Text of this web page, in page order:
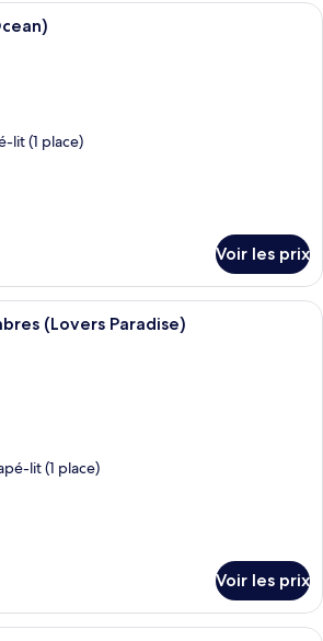
Une chambre d’hôtel moderne
lit (1 place)
Voir les prix
Une cuisine moderne avec des
(Lovers Paradise)
lit (1 place)
Voir les prix
Une chambre d’hôtel moderne avec